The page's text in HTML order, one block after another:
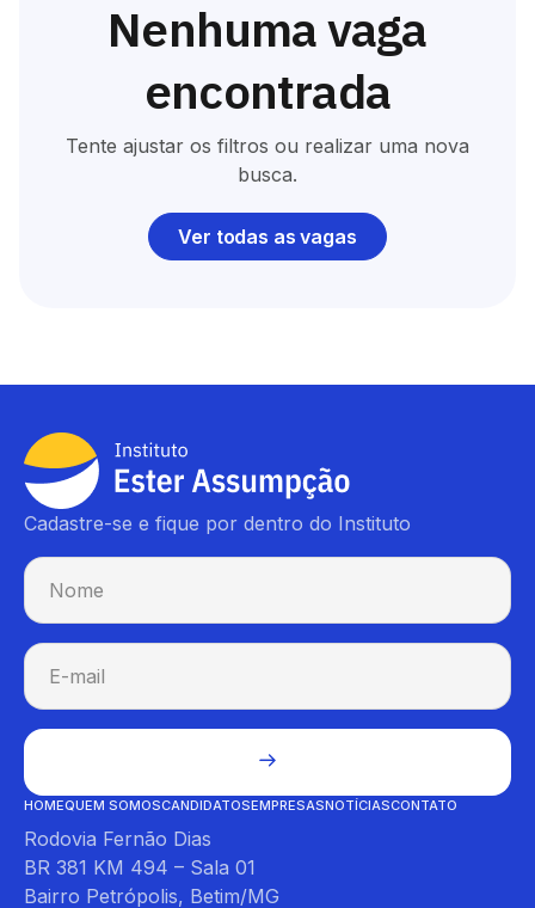
Nenhuma vaga
encontrada
Tente ajustar os filtros ou realizar uma nova
busca.
Ver todas as vagas
Cadastre-se e fique por dentro do Instituto
HOMEQUEM SOMOSCANDIDATOSEMPRESASNOTÍCIASCONTATO
Rodovia Fernão Dias
BR 381 KM 494 – Sala 01
Bairro Petrópolis, Betim/MG